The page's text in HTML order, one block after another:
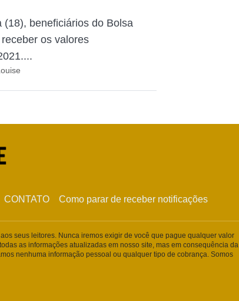
(18), beneficiários do Bolsa
os valores
CONTATO Como parar de receber notificações
seus leitores. Nunca iremos exigir de você que pague qualquer valor
as informações atualizadas em nosso site, mas em consequência da
nenhuma informação pessoal ou qualquer tipo de cobrança. Somos